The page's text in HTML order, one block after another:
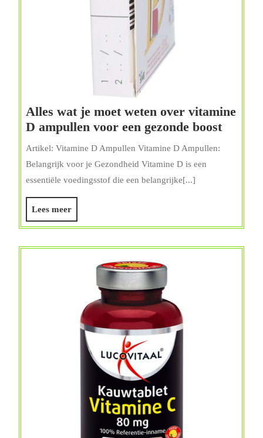
Alles wat je moet weten over vitamine
D ampullen voor een gezonde boostAlles
D
Artikel: Vitamine D Ampullen Vitamine D Ampullen:
Belangrijk voor je Gezondheid Vitamine D is een
essentiële voedingsstof die een belangrijke[...]
Lees meerLees
meer